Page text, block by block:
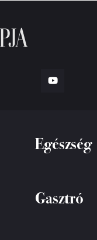
Egészség
Gasztró